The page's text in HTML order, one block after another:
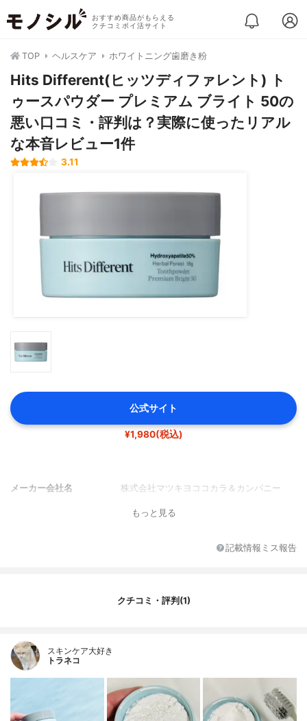
おすすめ商品がもらえる
クチコミポイ活サイト
TOP ヘルスケア ホワイトニング歯磨き粉
Hits Different(ヒッツディファレント) ト
ゥースパウダー プレミアム ブライト 50の
悪い口コミ・評判は？実際に使ったリアル
な本音レビュー1件
3.11
公式サイト
¥1,980(税込)
メーカー会社名 株式会社マツキヨココカラ＆カンパニー
もっと見る
記載情報ミス報告
クチコミ・評判(1)
スキンケア大好き
トラネコ